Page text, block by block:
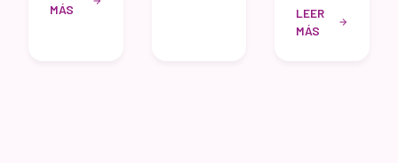
MÁS
LEER
MÁS